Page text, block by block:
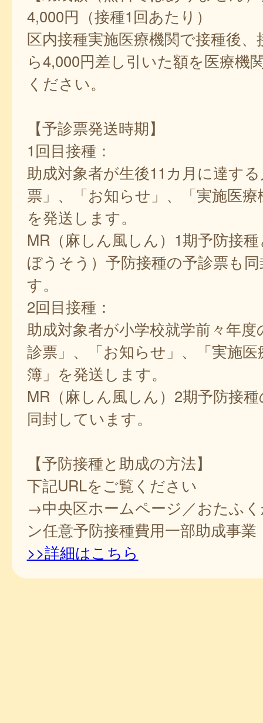
4,000円（接種1回あたり）
区内接種実施医療機関で接種後、
ら4,000円差し引いた額を医療機
ください。
【予診票発送時期】
1回目接種：
助成対象者が生後11カ月に達す
票」、「お知らせ」、「実施医療
を発送します。
MR（麻しん風しん）1期予防接
ぼうそう）予防接種の予診票も
す。
2回目接種：
助成対象者が小学校就学前々年度
診票」、「お知らせ」、「実施医
簿」を発送します。
MR（麻しん風しん）2期予防接
同封しています。
【予防接種と助成の方法】
下記URLをご覧ください
→中央区ホームページ／おたふ
ン任意予防接種費用一部助成事業
>>詳細はこちら